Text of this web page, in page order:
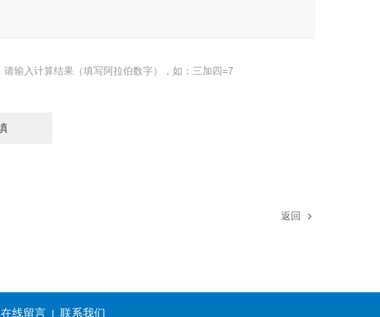
请输入计算结果（填写阿拉伯数字），如：三加四=7
返回
在线留言 | 联系我们